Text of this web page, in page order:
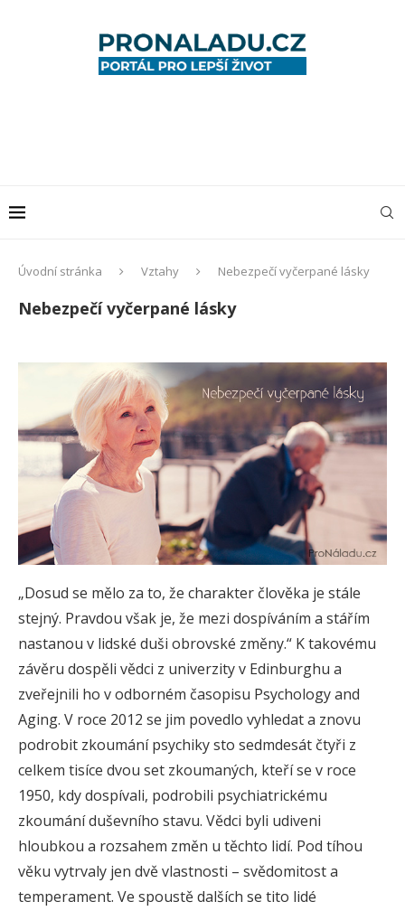
Úvodní stránka Vztahy Nebezpečí vyčerpané lásky
Nebezpečí vyčerpané lásky
„Dosud se mělo za to, že charakter člověka je stále
stejný. Pravdou však je, že mezi dospíváním a stářím
nastanou v lidské duši obrovské změny.“ K takovému
závěru dospěli vědci z univerzity v Edinburghu a
zveřejnili ho v odborném časopisu Psychology and
Aging. V roce 2012 se jim povedlo vyhledat a znovu
podrobit zkoumání psychiky sto sedmdesát čtyři z
celkem tisíce dvou set zkoumaných, kteří se v roce
1950, kdy dospívali, podrobili psychiatrickému
zkoumání duševního stavu. Vědci byli udiveni
hloubkou a rozsahem změn u těchto lidí. Pod tíhou
věku vytrvaly jen dvě vlastnosti – svědomitost a
temperament. Ve spoustě dalších se tito lidé